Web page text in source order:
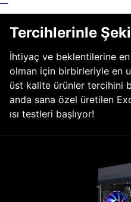
Tercihlerinle
İhtiyaç ve beklentilerine
olman için birbirleriyle en
üst kalite ürünler tercihini
anda sana özel üretilen
ısı testleri başlıyor!